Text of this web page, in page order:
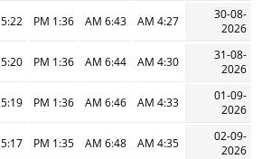
30-08-
2026
4:27 AM
6:43 AM
1:36 PM
5:22 PM
31-08-
2026
4:30 AM
6:44 AM
1:36 PM
5:20 PM
01-09-
2026
4:33 AM
6:46 AM
1:36 PM
5:19 PM
02-09-
2026
4:35 AM
6:48 AM
1:35 PM
5:17 PM